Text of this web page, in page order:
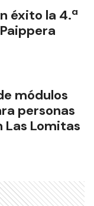
éxito la 4.ª
módulos
personas
Las Lomitas